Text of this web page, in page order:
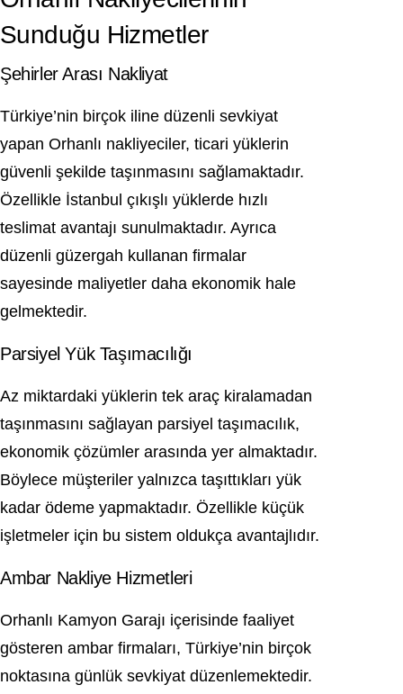
Sunduğu Hizmetler
Şehirler Arası Nakliyat
Türkiye’nin birçok iline düzenli sevkiyat
yapan Orhanlı nakliyeciler, ticari yüklerin
güvenli şekilde taşınmasını sağlamaktadır.
Özellikle İstanbul çıkışlı yüklerde hızlı
teslimat avantajı sunulmaktadır. Ayrıca
düzenli güzergah kullanan firmalar
sayesinde maliyetler daha ekonomik hale
gelmektedir.
Parsiyel Yük Taşımacılığı
Az miktardaki yüklerin tek araç kiralamadan
taşınmasını sağlayan parsiyel taşımacılık,
ekonomik çözümler arasında yer almaktadır.
Böylece müşteriler yalnızca taşıttıkları yük
kadar ödeme yapmaktadır. Özellikle küçük
işletmeler için bu sistem oldukça avantajlıdır.
Ambar Nakliye Hizmetleri
Orhanlı Kamyon Garajı içerisinde faaliyet
gösteren ambar firmaları, Türkiye’nin birçok
noktasına günlük sevkiyat düzenlemektedir.